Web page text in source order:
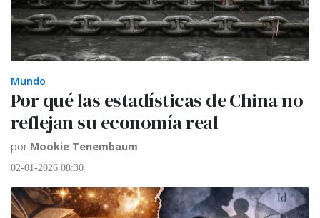
Mundo
Por qué las estadísticas de China no
reflejan su economía real
por Mookie Tenembaum
02-01-2026 08:30